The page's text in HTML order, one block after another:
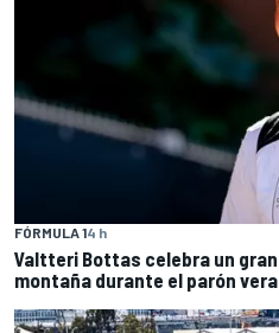
FÓRMULA 14 h
Valtteri Bottas celebra un
montaña durante el parón